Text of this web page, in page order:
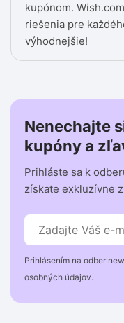
kupónom.
riešenia pre
výhodnejšie!
Nenechajte
kupóny a
Prihláste sa k
získate exkluzívne
Prihlásením na odber
osobných údajov.